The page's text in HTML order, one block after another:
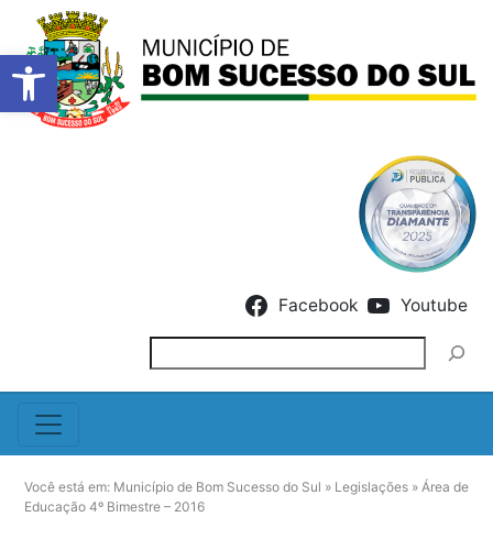
Barra de Ferramentas
Facebook Youtube
Você está em: Município de Bom Sucesso do Sul » Legislações » Área de
Educação 4º Bimestre – 2016